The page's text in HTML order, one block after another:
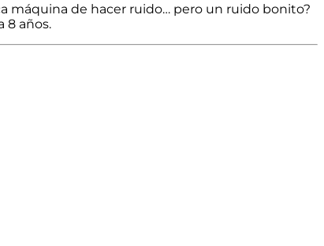
máquina de hacer ruido… pero un ruido bonito?
8 años.